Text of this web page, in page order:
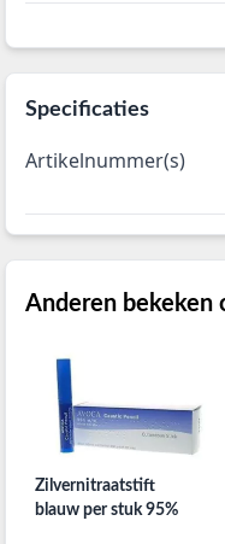
Specificaties
Artikelnummer(s)
Anderen bekeken
Zilvernitraatstift
blauw per stuk 95%